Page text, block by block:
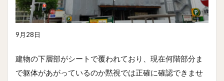
9月28日
建物の下層部がシートで覆われており、現在何階部分ま
で躯体があがっているのか黙視では正確に確認できませ